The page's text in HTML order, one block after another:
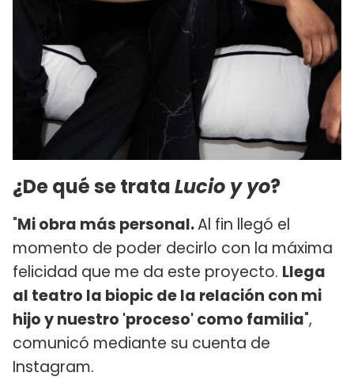
¿De qué se trataLucio y yo?
"Mi obra más personal.Al fin llegó el
momento de poder decirlo con la máxima
felicidad que me da este proyecto. Llega
al teatro la biopic de la relación con mi
hijo y nuestro 'proceso' como familia",
comunicó mediante su cuenta de
Instagram.